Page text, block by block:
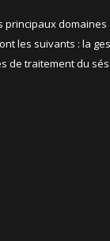
principaux domaines
les suivants : la
de traitement du